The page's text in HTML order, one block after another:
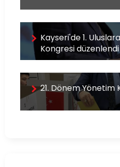
Kayseri'de 1.
Kongresi düzenlendi
21. Dönem Yönetim